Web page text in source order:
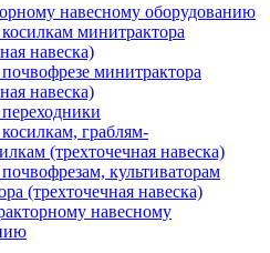
навесному оборудованию
минитрактора
навеска)
минитрактора
навеска)
граблям-
(трехточечная навеска)
культиваторам
(трехточечная навеска)
навесному